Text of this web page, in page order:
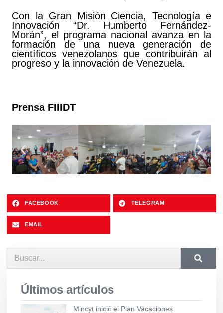
Con la Gran Misión Ciencia, Tecnología e
Innovación “Dr. Humberto Fernández-
Morán”, el programa nacional avanza en la
formación de una nueva generación de
científicos venezolanos que contribuirán al
progreso y la innovación de Venezuela.
Prensa FIIIDT
FACEBOOK TELEGRAM
EMAIL
Últimos artículos
Mincyt inició el Plan Vacaciones